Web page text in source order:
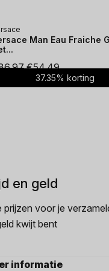
Man Eau Fraiche
Oorspronkelijke
prijs
€54.49Huidige
prijs
37.35% korting
en geld
prijzen voor je
kwijt bent
informatie